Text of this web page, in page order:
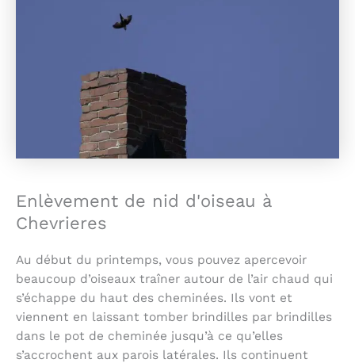
Enlèvement de nid d'oiseau à
Chevrieres
Au début du printemps, vous pouvez apercevoir
beaucoup d’oiseaux traîner autour de l’air chaud qui
s’échappe du haut des cheminées. Ils vont et
viennent en laissant tomber brindilles par brindilles
dans le pot de cheminée jusqu’à ce qu’elles
s’accrochent aux parois latérales. Ils continuent